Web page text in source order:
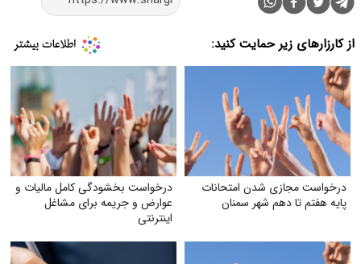
از کارزارهای زیر حمایت کنید:
درخواست مجازی شدن امتحانات
پایه هفتم تا دهم شهر سمنان
درخواست بخشودگی کامل مالیات و
عوارض و جریمه برای مشاغل
اینترنتی